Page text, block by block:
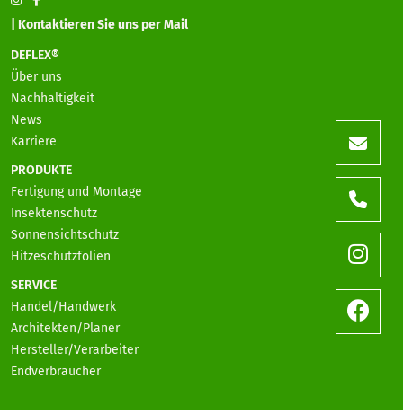
| Kontaktieren Sie uns per Mail
DEFLEX®
Über uns
Nachhaltigkeit
News
Karriere
PRODUKTE
Fertigung und Montage
Insektenschutz
Sonnensichtschutz
Hitzeschutzfolien
SERVICE
Handel/Handwerk
Architekten/Planer
Hersteller/Verarbeiter
Endverbraucher